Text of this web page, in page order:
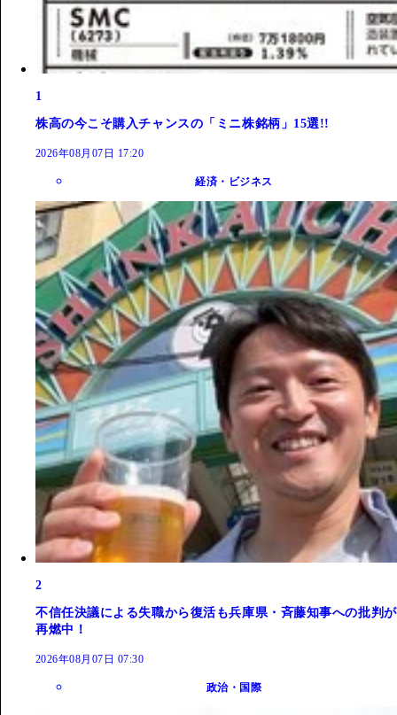
1
株高の今こそ購入チャンスの「ミニ株銘柄」15選!!
2026年08月07日 17:20
経済・ビジネス
2
不信任決議による失職から復活も兵庫県・斉藤知事への批判が
再燃中！
2026年08月07日 07:30
政治・国際